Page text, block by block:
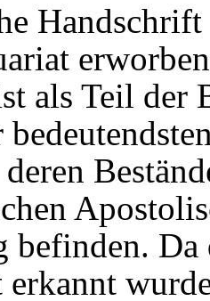
als Teil
deren
befinden. Da